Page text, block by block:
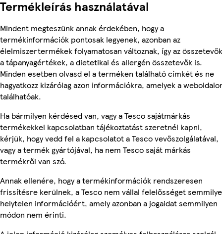
Termékleírás használatával
Mindent megteszünk annak érdekében, hogy a
termékinformációk pontosak legyenek, azonban az
élelmiszertermékek folyamatosan változnak, így az
a tápanyagértékek, a dietetikai és allergén összetevők is.
Minden esetben olvasd el a terméken található címkét és ne
hagyatkozz kizárólag azon információkra, amelyek a
találhatóak.
Ha bármilyen kérdésed van, vagy a Tesco sajátmárkás
termékekkel kapcsolatban tájékoztatást szeretnél kapni,
kérjük, hogy vedd fel a kapcsolatot a Tesco vevőszolgálatával,
vagy a termék gyártójával, ha nem Tesco saját márkás
termékről van szó.
Annak ellenére, hogy a termékinformációk rendszeresen
frissítésre kerülnek, a Tesco nem vállal felelősséget
helytelen információért, amely azonban a jogaidat semmilyen
módon nem érinti.